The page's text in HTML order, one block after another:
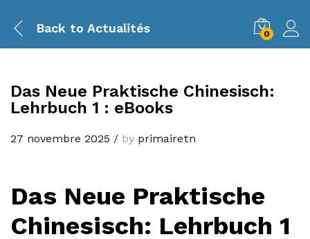
Back to Actualités 0
Das Neue Praktische Chinesisch:
Lehrbuch 1 : eBooks
27 novembre 2025 / by primairetn
Das Neue Praktische
Chinesisch: Lehrbuch 1